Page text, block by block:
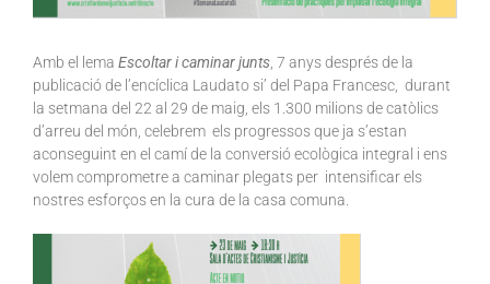
Amb el lema Escoltar i caminar junts , 7 anys després de la
publicació de l’encíclica Laudato si’ del Papa Francesc, durant
la setmana del 22 al 29 de maig, els 1.300 milions de catòlics
d’arreu del món, celebrem els progressos que ja s’estan
aconseguint en el camí de la conversió ecològica integral i ens
volem comprometre a caminar plegats per intensificar els
nostres esforços en la cura de la casa comuna.